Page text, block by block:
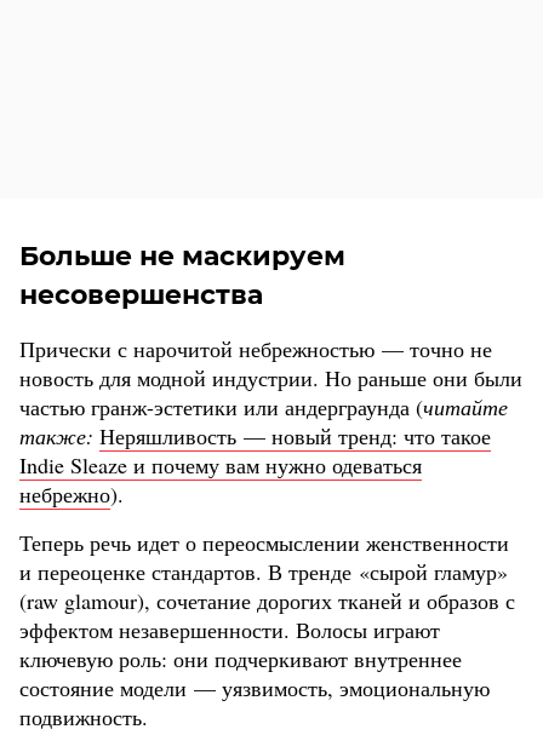
Больше не маскируем
несовершенства
Прически с нарочитой небрежностью — точно не
новость для модной индустрии. Но раньше они были
частью гранж-эстетики или андерграунда (читайте
также: Неряшливость — новый тренд: что такое
Indie Sleaze и почему вам нужно одеваться
небрежно).
Теперь речь идет о переосмыслении женственности
и переоценке стандартов. В тренде «сырой гламур»
(raw glamour), сочетание дорогих тканей и образов с
эффектом незавершенности. Волосы играют
ключевую роль: они подчеркивают внутреннее
состояние модели — уязвимость, эмоциональную
подвижность.